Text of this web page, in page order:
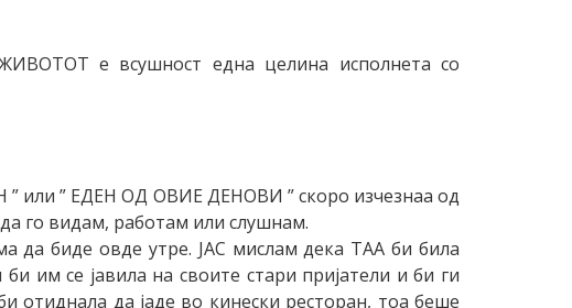
е всушност една целина исполнета со
” или ” ЕДЕН ОД ОВИЕ ДЕНОВИ ” скоро изчезнаа од
го видам, работам или слушнам.
да биде овде утре. ЈАС мислам дека ТАА би била
им се јавила на своите стари пријатели и би ги
отиднала да јаде во кинески ресторан, тоа беше